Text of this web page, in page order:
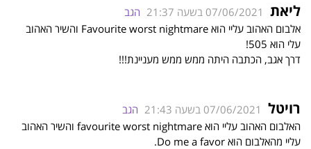
ליאת 07/06/2021 בשעה 21:37
הגב
אלבום האהוב עליי הוא Favourite worst nightmare והשיר האהוב
עלי הוא 505!
דרך אגב, הכתבה היתה ממש ממש מעניינת!!!
רויטל 07/06/2021 בשעה 21:43
הגב
האלבום האהוב עליי הוא favourite worst nightmare והשיר האהוב
עליי מהאלבום הוא Do me a favor.